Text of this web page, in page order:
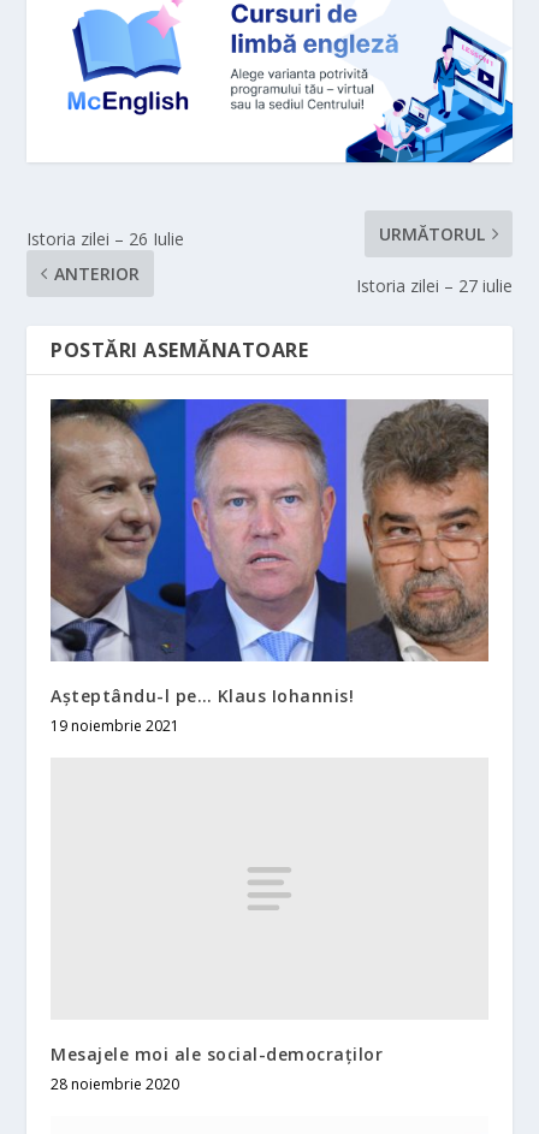
Istoria zilei – 26 Iulie
ANTERIOR
URMĂTORUL
Istoria zilei – 27 iulie
POSTĂRI ASEMĂNATOARE
Aşteptându-l pe… Klaus Iohannis!
19 noiembrie 2021
Mesajele moi ale social-democraţilor
28 noiembrie 2020